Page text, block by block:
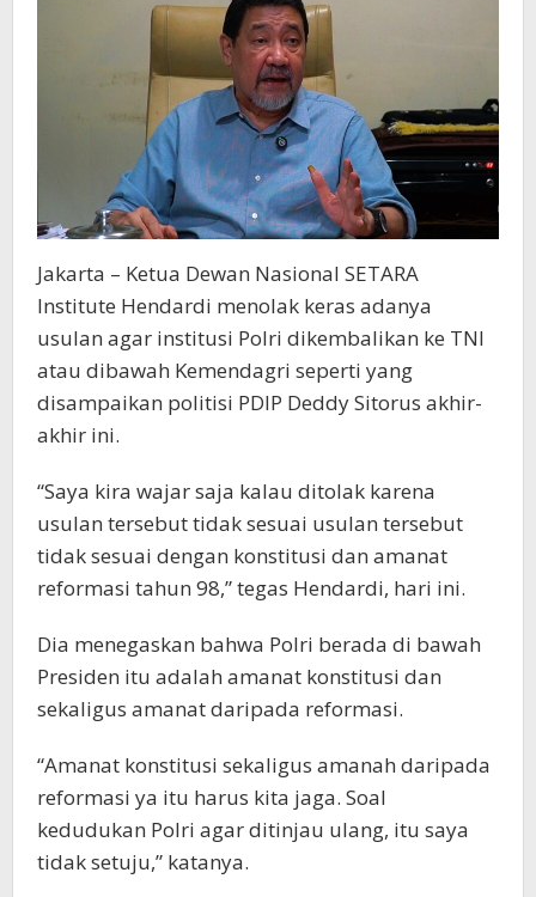
Jakarta – Ketua Dewan Nasional SETARA
Institute Hendardi menolak keras adanya
usulan agar institusi Polri dikembalikan ke TNI
atau dibawah Kemendagri seperti yang
disampaikan politisi PDIP Deddy Sitorus akhir-
akhir ini.
“Saya kira wajar saja kalau ditolak karena
usulan tersebut tidak sesuai usulan tersebut
tidak sesuai dengan konstitusi dan amanat
reformasi tahun 98,” tegas Hendardi, hari ini.
Dia menegaskan bahwa Polri berada di bawah
Presiden itu adalah amanat konstitusi dan
sekaligus amanat daripada reformasi.
“Amanat konstitusi sekaligus amanah daripada
reformasi ya itu harus kita jaga. Soal
kedudukan Polri agar ditinjau ulang, itu saya
tidak setuju,” katanya.